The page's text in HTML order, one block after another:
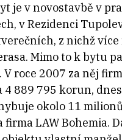
je v novostavbě v
v Rezidenci
z nichž
Mimo to k bytu
roce 2007 za něj
4 889 795 korun,
okolo 11
firma LAW Bohemia.